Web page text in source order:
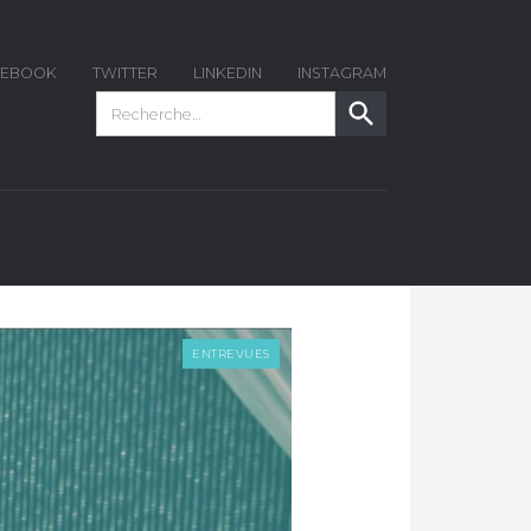
TWITTER LINKEDIN INSTAGRAM
ENTREVUES